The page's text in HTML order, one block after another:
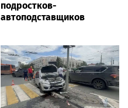
подростков-
автоподставщиков